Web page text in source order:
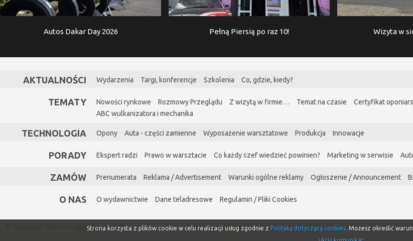
Autos Dakar Day 2026 Pełną Piersią po raz 10! Wizyta w
AKTUALNOŚCI Wydarzenia Targi, konferencje Szkolenia Co, gdzie, kiedy?
TEMATY Nowości rynkowe Rozmowy Przeglądu Z wizytą w firmie… Temat na czasie Certyfikat
ABC wulkanizatora i mechanika
TECHNOLOGIA Opony Auta - części zamienne Wyposażenie warsztatowe Produkcja Innowacje
PORADY Ekspert radzi Prawo w warsztacie Co każdy szef wiedzieć powinien? Marketing w serwisie
ZAMÓW Prenumerata Reklama / Advertisement Warunki ogólne reklamy Ogłoszenie / Announcement
O NAS O wydawnictwie Dane teladresowe Regulamin / Pliki Cookies
© Copyright 2026 Przegląd OponiarskiStrona korzysta z plików cookie w celu realizacji usług zgodnie z Polityką dotyczącą cookies. Możesz określić